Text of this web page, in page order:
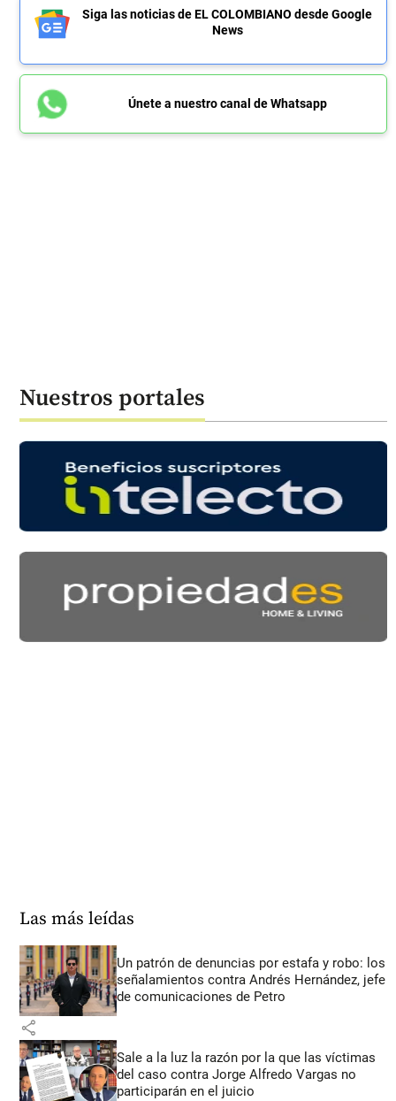
Siga las noticias de EL COLOMBIANO desde Google
News
Únete a nuestro canal de Whatsapp
Nuestros portales
Las más leídas
Un patrón de denuncias por estafa y robo: los
señalamientos contra Andrés Hernández, jefe
de comunicaciones de Petro
share
Sale a la luz la razón por la que las víctimas
del caso contra Jorge Alfredo Vargas no
participarán en el juicio